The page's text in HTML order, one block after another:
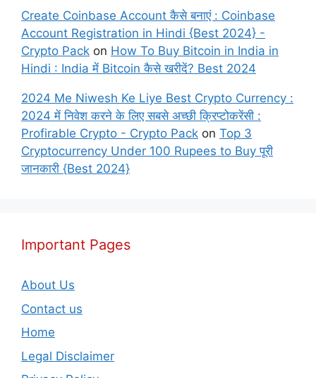
Create Coinbase Account कैसे बनाएं : Coinbase
Account Registration in Hindi {Best 2024} -
Crypto Pack on How To Buy Bitcoin in India in
Hindi : India में Bitcoin कैसे खरीदें? Best 2024
2024 Me Niwesh Ke Liye Best Crypto Currency :
2024 में निवेश करने के लिए सबसे अच्छी क्रिप्टोकरेंसी :
Profirable Crypto - Crypto Pack on Top 3
Cryptocurrency Under 100 Rupees to Buy पूरी
जानकारी {Best 2024}
Important Pages
About Us
Contact us
Home
Legal Disclaimer